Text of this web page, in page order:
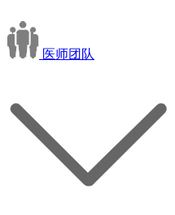
医师团队